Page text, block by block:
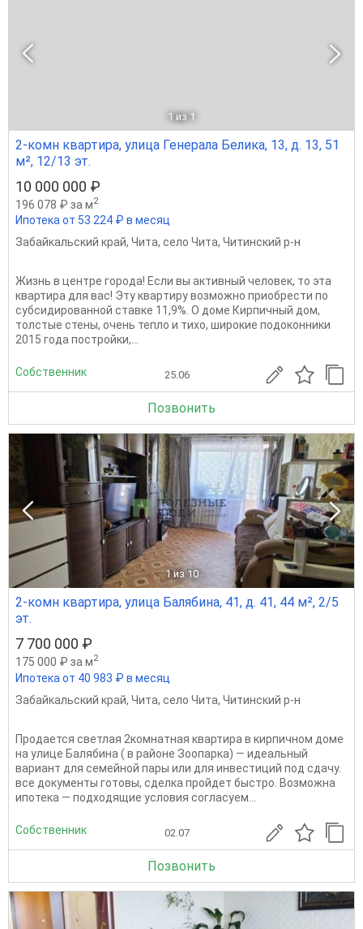
1 из 1
2-комн квартира, улица Генерала Белика, 13, д. 13, 51
м², 12/13 эт.
10 000 000 ₽
196 078 ₽ за м2
Ипотека от 53 224 ₽ в месяц
Забайкальский край, Чита, село Чита, Читинский р-н
Жизнь в центре города! Если вы активный человек, то эта
квартира для вас! Эту квapтиpу возможно приобрести по
субсидированной cтaвке 11,9%. О доме Кирпичный дом,
толстые стены, очень тепло и тихо, широкие подоконники
2015 года постройки,...
Собственник 25.06
Позвонить
1 из 10
2-комн квартира, улица Балябина, 41, д. 41, 44 м², 2/5
эт.
7 700 000 ₽
175 000 ₽ за м2
Ипотека от 40 983 ₽ в месяц
Забайкальский край, Чита, село Чита, Читинский р-н
Продается светлая 2комнатная квартира в кирпичном доме
на улице Балябина ( в районе Зоопарка) — идеальный
вариант для семейной пары или для инвестиций под сдачу.
все документы готовы, сделка пройдет быстро. Возможна
ипотека — подходящие условия согласуем...
Собственник 02.07
Позвонить